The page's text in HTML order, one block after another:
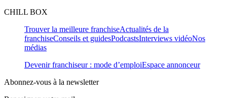
CHILL BOX
Trouver la meilleure franchiseActualités de la
franchiseConseils et guidesPodcastsInterviews vidéoNos
médias
Devenir franchiseur : mode d’emploiEspace annonceur
Abonnez-vous à la newsletter